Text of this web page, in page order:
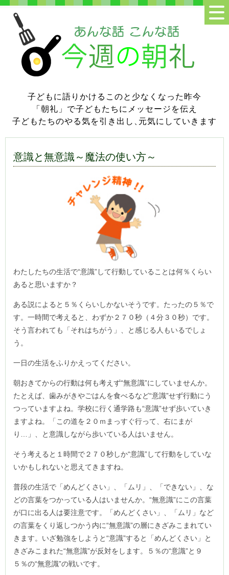
子どもに語りかけるこのと少なくなった昨今
「朝礼」で子どもたちにメッセージを伝え
子どもたちのやる気を引き出し
元気にしていきます
意識と無意識～魔法の使い方～
わたしたちの生活で“意識”して行動していることは何％くらい
あると思いますか？
ある説によると５％くらいしかないそうです。たったの５％で
す。一時間で考えると、わずか２７０秒（４分３０秒）です。
そう言われても「それはちがう」、と感じる人もいるでしょ
う。
一日の生活をふりかえってください。
朝おきてからの行動は何も考えず“無意識”にしていませんか。
たとえば、歯みがきやごはんを食べるなど“意識”せず行動にう
つっていますよね。学校に行く通学路も“意識”せず歩いていき
ますよね。「この道を２０ｍまっすぐ行って、右にまが
り…」、と意識しながら歩いている人はいません。
そう考えると１時間で２７０秒しか“意識”して行動をしていな
いかもしれないと思えてきますね。
普段の生活で「めんどくさい」、「ムリ」、「できない」、な
どの言葉をつかっている人はいませんか。“無意識”にこの言葉
が口に出る人は要注意です。「めんどくさい」、「ムリ」など
の言葉をくり返しつかう内に“無意識”の層にきざみこまれてい
きます。いざ勉強をしようと“意識”すると「めんどくさい」と
きざみこまれた“無意識”が反対をします。５％の“意識”と９
５％の“無意識”の戦いです。